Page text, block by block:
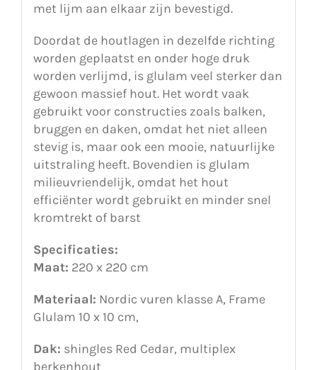
met lijm aan elkaar zijn bevestigd.
Doordat de houtlagen in dezelfde richting
worden geplaatst en onder hoge druk
worden verlijmd, is glulam veel sterker dan
gewoon massief hout. Het wordt vaak
gebruikt voor constructies zoals balken,
bruggen en daken, omdat het niet alleen
stevig is, maar ook een mooie, natuurlijke
uitstraling heeft. Bovendien is glulam
milieuvriendelijk, omdat het hout
efficiënter wordt gebruikt en minder snel
kromtrekt of barst
Specificaties:
Maat: 220 x 220 cm
Materiaal: Nordic vuren klasse A, Frame
Glulam 10 x 10 cm,
Dak: shingles Red Cedar, multiplex
berkenhout